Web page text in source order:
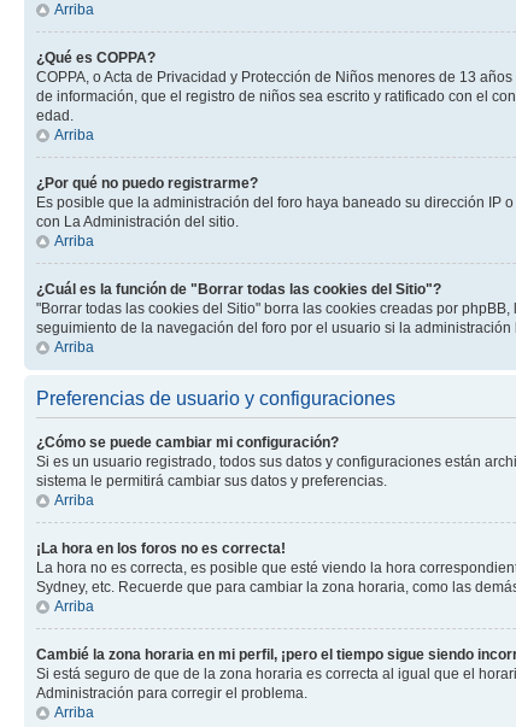
Arriba
¿Qué es COPPA?
COPPA, o Acta de Privacidad y Protección de Niños menores de 13
de información, que el registro de niños sea escrito y ratificado con el
edad.
Arriba
¿Por qué no puedo registrarme?
Es posible que la administración del foro haya baneado su dirección
con La Administración del sitio.
Arriba
¿Cuál es la función de "Borrar todas las cookies del Sitio"?
"Borrar todas las cookies del Sitio" borra las cookies creadas por
seguimiento de la navegación del foro por el usuario si la
Arriba
Preferencias de usuario y configuraciones
¿Cómo se puede cambiar mi configuración?
Si es un usuario registrado, todos sus datos y configuraciones están
sistema le permitirá cambiar sus datos y preferencias.
Arriba
¡La hora en los foros no es correcta!
La hora no es correcta, es posible que esté viendo la hora
Sydney, etc. Recuerde que para cambiar la zona horaria, como las
Arriba
Cambié la zona horaria en mi perfil, ¡pero el tiempo sigue siendo
Si está seguro de que de la zona horaria es correcta al igual que el
Administración para corregir el problema.
Arriba